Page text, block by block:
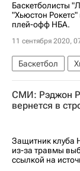
Баскетболисты
"Хьюстон
плей-офф НБА.
11 сентября 2020,
Баскетбол
Лос-Анджелес
СМИ: Рэджон
вернется в
Защитник клуба
из-за травмы
ссылкой на